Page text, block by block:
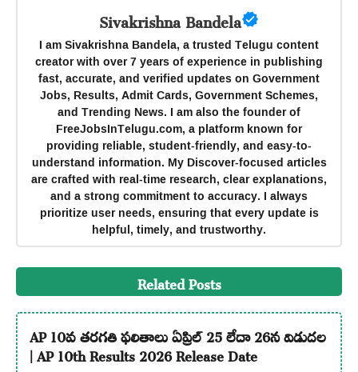
Sivakrishna Bandela
I am Sivakrishna Bandela, a trusted Telugu content
creator with over 7 years of experience in publishing
fast, accurate, and verified updates on Government
Jobs, Results, Admit Cards, Government Schemes,
and Trending News. I am also the founder of
FreeJobsInTelugu.com, a platform known for
providing reliable, student-friendly, and easy-to-
understand information. My Discover-focused articles
are crafted with real-time research, clear explanations,
and a strong commitment to accuracy. I always
prioritize user needs, ensuring that every update is
helpful, timely, and trustworthy.
Related Posts
AP 10వ తరగతి ఫలితాలు ఏప్రిల్ 25 లేదా 26న విడుదల
| AP 10th Results 2026 Release Date